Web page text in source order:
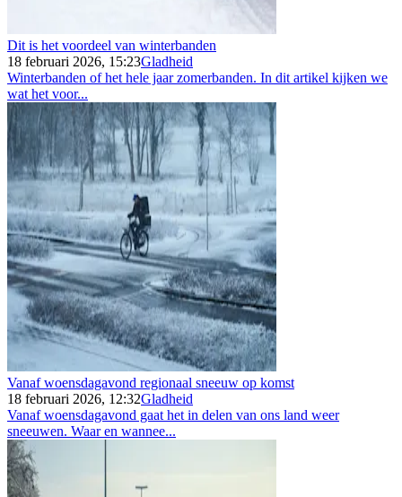
Dit is het voordeel van winterbanden
18 februari 2026, 15:23Gladheid
Winterbanden of het hele jaar zomerbanden. In dit artikel kijken we
wat het voor...
Vanaf woensdagavond regionaal sneeuw op komst
18 februari 2026, 12:32Gladheid
Vanaf woensdagavond gaat het in delen van ons land weer
sneeuwen. Waar en wannee...